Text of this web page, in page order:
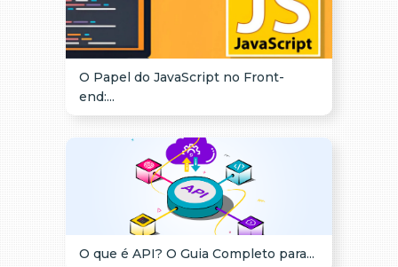
O Papel do JavaScript no Front-
end:...
O que é API? O Guia Completo para...